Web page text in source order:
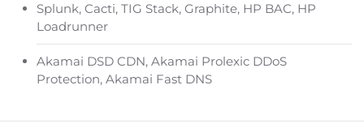
Splunk, Cacti, TIG Stack, Graphite, HP BAC, HP
Loadrunner
Akamai DSD CDN, Akamai Prolexic DDoS
Protection, Akamai Fast DNS